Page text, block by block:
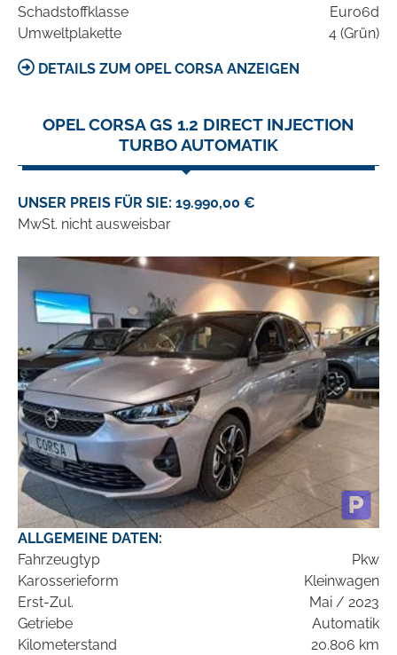
Schadstoffklasse
Euro6d
Umweltplakette
4 (Grün)
DETAILS ZUM OPEL CORSA ANZEIGEN
OPEL CORSA GS 1.2 DIRECT INJECTION
TURBO AUTOMATIK
UNSER PREIS FÜR SIE: 19.990,00 €
MwSt. nicht ausweisbar
ALLGEMEINE DATEN:
Fahrzeugtyp
Pkw
Karosserieform
Kleinwagen
Erst-Zul.
Mai / 2023
Getriebe
Automatik
Kilometerstand
20.806 km